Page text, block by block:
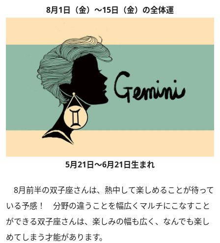
8月1日（金）～15日（金）の全体運
5月21日～6月21日生まれ
8月前半の双子座さんは、熱中して楽しめることが待って
いる予感！ 分野の違うことを幅広くマルチにこなすこと
ができる双子座さんは、楽しみの幅も広く、なんでも楽し
めてしまう才能があります。